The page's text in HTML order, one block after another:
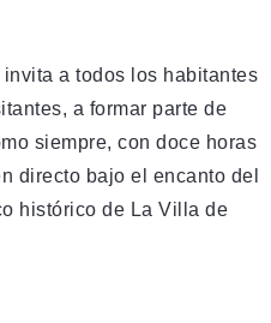
a todos los habitantes
a formar parte de
siempre, con doce horas
directo bajo el encanto del
histórico de La Villa de